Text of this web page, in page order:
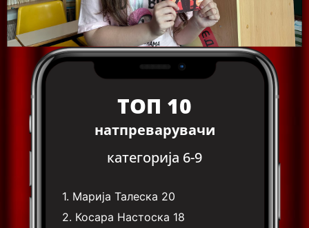
ТОП 10
натпреварувачи
категорија 6-9
1. Марија Талеска 20
2. Косара Настоска 18